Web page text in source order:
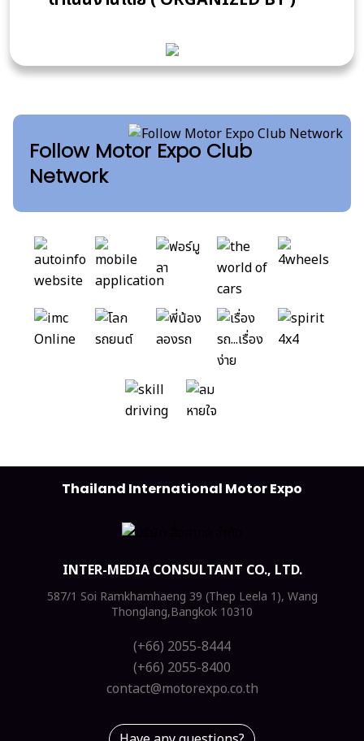
Follow Motor Expo Club
Network
Thailand International Motor Expo
INTER-MEDIA CONSULTANT CO., LTD.
587/1 Soi Ramkhamhaeng 39 (Thep Leela 1), Wang
Thonglang,Bangkok 10310
(+66) 2055-8444
(+66) 2055-8400
contact@motorexpo.co.th